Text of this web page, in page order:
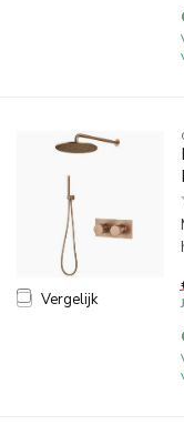
Vergelijk